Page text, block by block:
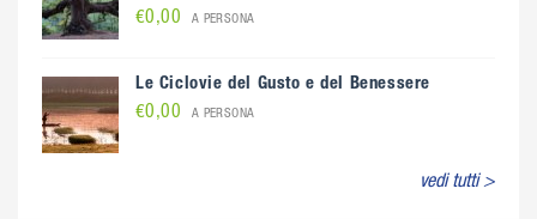
€0,00 A PERSONA
Le Ciclovie del Gusto e del Benessere
€0,00 A PERSONA
vedi tutti >